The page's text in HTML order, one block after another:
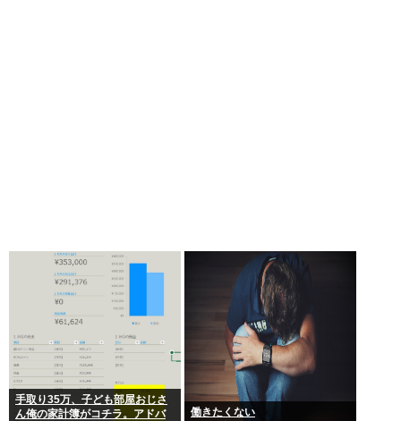
手取り35万、子ども部屋おじさ
ん俺の家計簿がコチラ。アドバ
働きたくない